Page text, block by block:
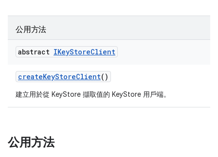
公用方法
abstract IKeyStoreClient
createKeyStoreClient()
建立用於從 KeyStore 擷取值的 KeyStore 用戶端。
公用方法